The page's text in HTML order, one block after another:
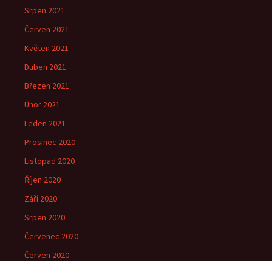
Srpen 2021
Červen 2021
Květen 2021
Duben 2021
Březen 2021
Únor 2021
Leden 2021
Prosinec 2020
Listopad 2020
Říjen 2020
Září 2020
Srpen 2020
Červenec 2020
Červen 2020